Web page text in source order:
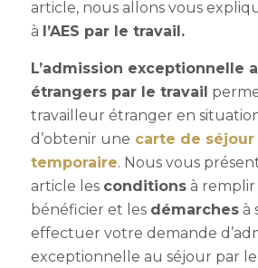
article, nous allons vous
à l’AES par le travail.
L’admission exceptionnelle
étrangers par le travail
travailleur étranger en
d’obtenir une carte de
temporaire. Nous vous
article les conditionsà remplir
bénéficier et les démarchesà
effectuer votre demande
exceptionnelle au séjour par le